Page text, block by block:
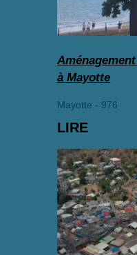
Aménagement
à Mayotte
Mayotte - 976
LIRE